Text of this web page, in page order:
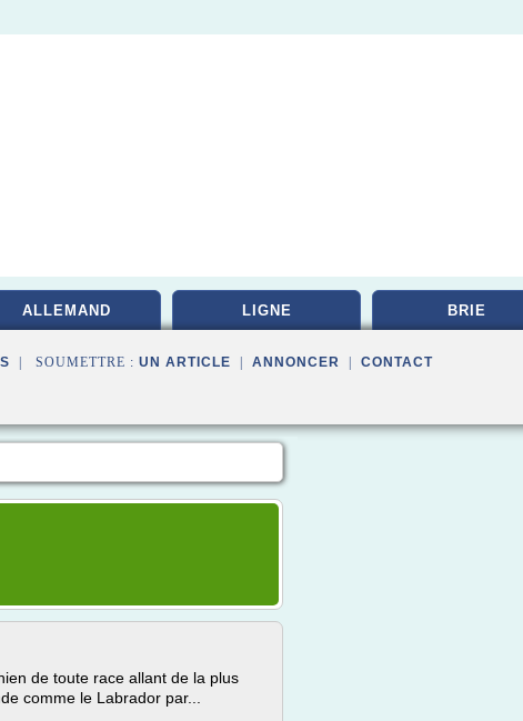
ALLEMAND LIGNE BRIE
| SOUMETTRE : UN ARTICLE ANNONCER CONTACT
de toute race allant de la plus
comme le Labrador par...